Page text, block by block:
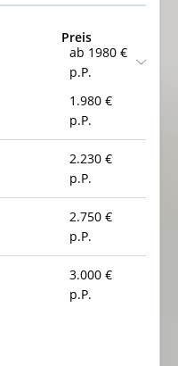
Preis
ab 1980 €
p.P.
1.980 €
p.P.
2.230 €
p.P.
2.750 €
p.P.
3.000 €
p.P.